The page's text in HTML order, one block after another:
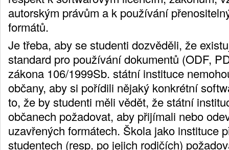
autorským právům a k používání
formátů.
Je třeba, aby se studenti dozvěděli, že
standard pro používání dokumentů (ODF,
zákona 106/1999Sb. státní instituce
občany, aby si pořídili nějaký konkrétní
to, že by studenti měli vědět, že státní
občanech požadovat, aby přijímali nebo
uzavřených formátech. Škola jako instituce
studentech (resp. po jejich rodičích)